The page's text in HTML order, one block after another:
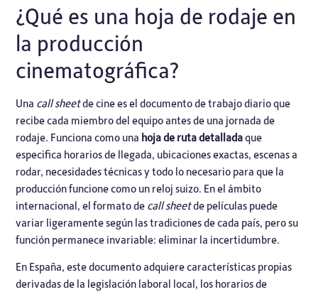
¿Qué es una hoja de rodaje en
la producción
cinematográfica?
Una call sheetde cine es el documento de trabajo diario que
recibe cada miembro del equipo antes de una jornada de
rodaje. Funciona como una hoja de ruta detalladaque
especifica horarios de llegada, ubicaciones exactas, escenas a
rodar, necesidades técnicas y todo lo necesario para que la
producción funcione como un reloj suizo. En el ámbito
internacional, el formato de call sheetde películas puede
variar ligeramente según las tradiciones de cada país, pero su
función permanece invariable: eliminar la incertidumbre.
En España, este documento adquiere características propias
derivadas de la legislación laboral local, los horarios de